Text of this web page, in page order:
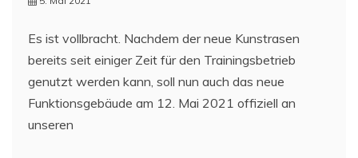
Es ist vollbracht. Nachdem der neue Kunstrasen
bereits seit einiger Zeit für den Trainingsbetrieb
genutzt werden kann, soll nun auch das neue
Funktionsgebäude am 12. Mai 2021 offiziell an
unseren